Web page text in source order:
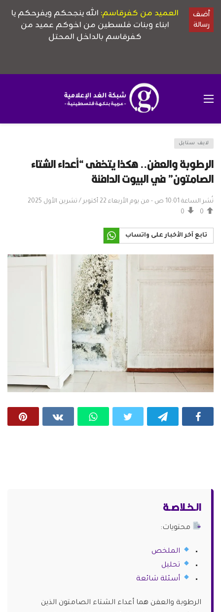
لايف ستايل
الرطوبة والعفن.. هكذا يتخفى “أعداء الشتاء
الصامتون” في البيوت الدافئة
نُشر الساعة 10:01 ص - من يوم الأربعاء 22 أكتوبر / تشرين الأول 2025
0
0
تابع آخر الأخبار على واتساب
الـخـلاصـة
محتويات:
الملخص
تحليل
أسئلة شائعة
الرطوبة والعفن هما أعداء الشتاء الصامتون الذين